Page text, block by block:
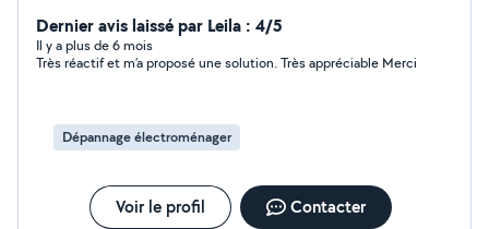
Dernier avis laissé par Leila : 4/5
Il y a plus de 6 mois
Très réactif et m’a proposé une solution. Très appréciable Merci
Dépannage électroménager
Voir le profil Contacter